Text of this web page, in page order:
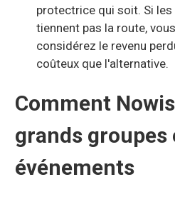
protectrice qui soit. Si
tiennent pas la route,
considérez le revenu
coûteux que l'alternative.
Comment
grands groupes
événements